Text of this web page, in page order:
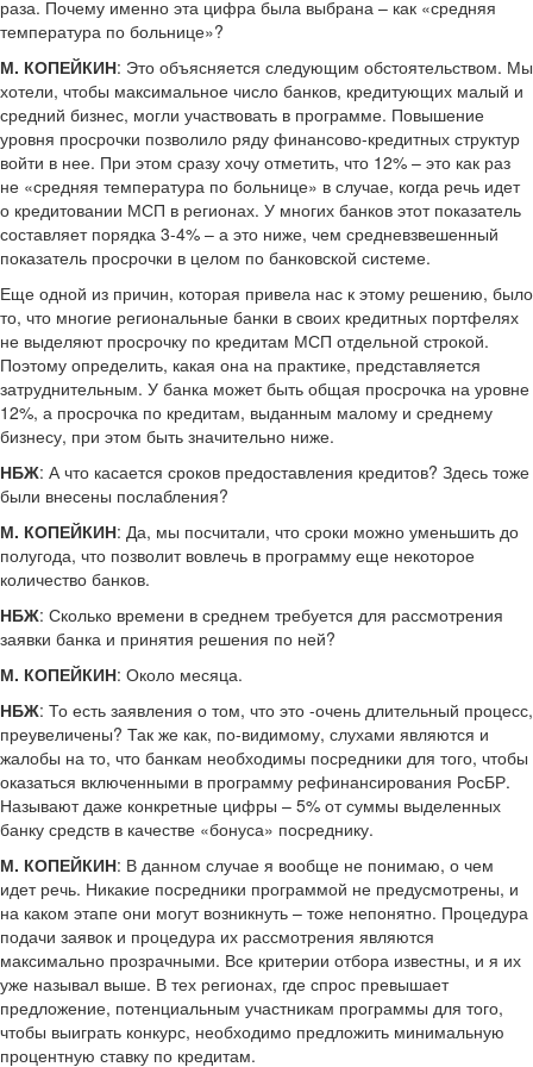
раза. Почему именно эта цифра была выбрана – как «средняя
температура по больнице»?
М. КОПЕЙКИН: Это объясняется следующим обстоятельством. Мы
хотели, чтобы максимальное число банков, кредитующих малый и
средний бизнес, могли участвовать в программе. Повышение
уровня просрочки позволило ряду финансово-кредитных структур
войти в нее. При этом сразу хочу отметить, что 12% – это как раз
не «средняя температура по больнице» в случае, когда речь идет
о кредитовании МСП в регионах. У многих банков этот показатель
составляет порядка 3-4% – а это ниже, чем средневзвешенный
показатель просрочки в целом по банковской системе.
Еще одной из причин, которая привела нас к этому решению, было
то, что многие региональные банки в своих кредитных портфелях
не выделяют просрочку по кредитам МСП отдельной строкой.
Поэтому определить, какая она на практике, представляется
затруднительным. У банка может быть общая просрочка на уровне
12%, а просрочка по кредитам, выданным малому и среднему
бизнесу, при этом быть значительно ниже.
НБЖ: А что касается сроков предоставления кредитов? Здесь тоже
были внесены послабления?
М. КОПЕЙКИН: Да, мы посчитали, что сроки можно уменьшить до
полугода, что позволит вовлечь в программу еще некоторое
количество банков.
НБЖ: Сколько времени в среднем требуется для рассмотрения
заявки банка и принятия решения по ней?
М. КОПЕЙКИН: Около месяца.
НБЖ: То есть заявления о том, что это -очень длительный процесс,
преувеличены? Так же как, по-видимому, слухами являются и
жалобы на то, что банкам необходимы посредники для того, чтобы
оказаться включенными в программу рефинансирования РосБР.
Называют даже конкретные цифры – 5% от суммы выделенных
банку средств в качестве «бонуса» посреднику.
М. КОПЕЙКИН: В данном случае я вообще не понимаю, о чем
идет речь. Никакие посредники программой не предусмотрены, и
на каком этапе они могут возникнуть – тоже непонятно. Процедура
подачи заявок и процедура их рассмотрения являются
максимально прозрачными. Все критерии отбора известны, и я их
уже называл выше. В тех регионах, где спрос превышает
предложение, потенциальным участникам программы для того,
чтобы выиграть конкурс, необходимо предложить минимальную
процентную ставку по кредитам.